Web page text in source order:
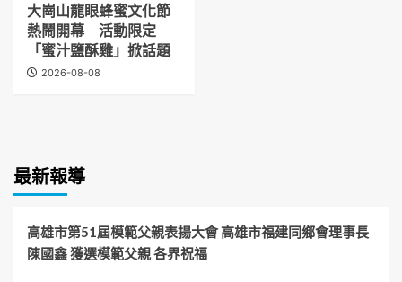
大崗山龍眼蜂蜜文化節
熱鬧開幕 活動限定
「蜜汁鹽酥雞」掀話題
2026-08-08
最新報導
高雄市第51屆模範父親表揚大會 高雄市福建同鄉會理事長
陳國鑫 獲選模範父親 各界祝福